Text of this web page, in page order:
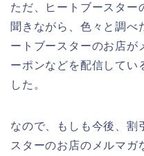
ただ、ヒートブースター
聞きながら、色々と調べ
ートブースターのお店が
ーポンなどを配信してい
した。
なので、もしも今後、割
スターのお店のメルマガ